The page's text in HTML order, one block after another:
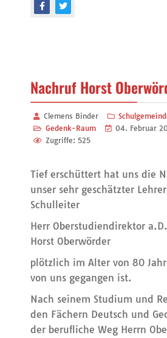
Nachruf Horst
Clemens Binder
Gedenk-Raum
04. Februar
Zugriffe: 525
Tief erschüttert hat uns die
unser sehr geschätzter
Schulleiter
Herr Oberstudiendirektor a.D.
Horst Oberwörder
plötzlich im Alter von 80
von uns gegangen ist.
Nach seinem Studium und
den Fächern Deutsch und
der berufliche Weg Herrn